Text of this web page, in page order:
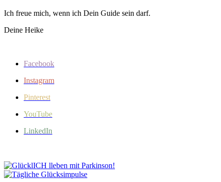
Ich freue mich, wenn ich Dein Guide sein darf.
Deine Heike
Facebook
Instagram
Pinterest
YouTube
LinkedIn